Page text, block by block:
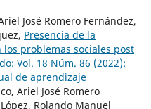
José Romero Fernández,
Presencia de la
problemas sociales post
Vol. 18 Núm. 86 (2022):
de aprendizaje
Ariel José Romero
Rolando Manuel